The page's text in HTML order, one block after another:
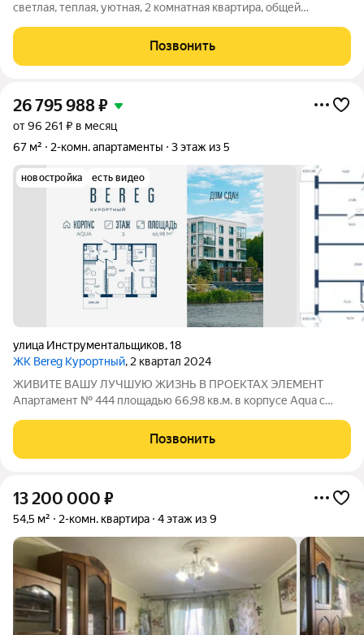
светлая, теплая, уютная, 2 комнатная квартира, общей
изолированные комнаты 17,5+13,5 м. кв., кухня 10,6 м. кв. с
выходом на лоджию., есть
Позвонить
26 795 988₽
от 96 261 ₽ в месяц
67 м²
2-комн. апартаменты 3 этаж из 5
новостройка есть видео
улица Инструментальщиков,18
ЖК Bereg Курортный, 2 квартал 2024
ЖИВИТЕ ВАШУ ЛУЧШУЮ ЖИЗНЬ В ПРОЕКТАХ ЭЛЕМЕНТ
Апартамент № 444 площадью 66,98 кв.м. в корпусе Aqua с
первый проект петербургского девелопера ELEMENT (ранее
Element Development) в
Позвонить
13 200 000 ₽
54,5 м² 2-комн. квартира 4 этаж из 9